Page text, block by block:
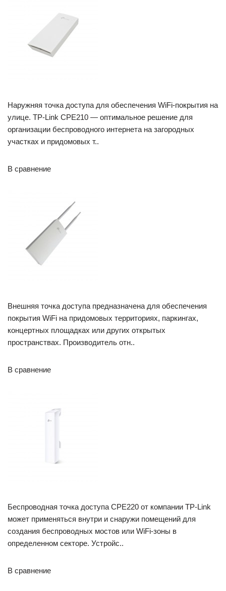
Наружняя точка доступа для обеспечения WiFi-покрытия на
улице. TP-Link CPE210 — оптимальное решение для
организации беспроводного интернета на загородных
участках и придомовых т..
В сравнение
Внешняя точка доступа предназначена для обеспечения
покрытия WiFi на придомовых территориях, паркингах,
концертных площадках или других открытых
пространствах. Производитель отн..
В сравнение
Беспроводная точка доступа CPE220 от компании TP-Link
может применяться внутри и снаружи помещений для
создания беспроводных мостов или WiFi-зоны в
определенном секторе. Устройс..
В сравнение